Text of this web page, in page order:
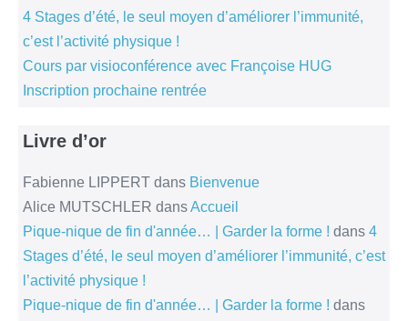
4 Stages d’été, le seul moyen d’améliorer l’immunité,
c’est l’activité physique !
Cours par visioconférence avec Françoise HUG
Inscription prochaine rentrée
Livre d’or
Fabienne LIPPERT dans Bienvenue
Alice MUTSCHLER dansAccueil
Pique-nique de fin d'année… | Garder la forme ! dans 4
Stages d’été, le seul moyen d’améliorer l’immunité, c’est
l’activité physique !
Pique-nique de fin d'année… | Garder la forme ! dans